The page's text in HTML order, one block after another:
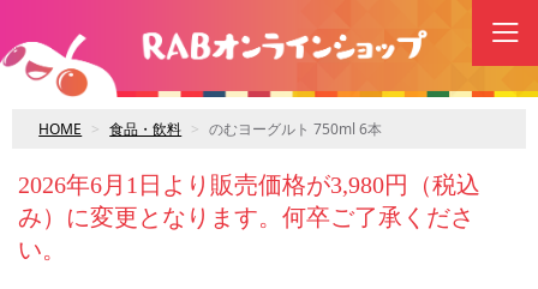
HOME 食品・飲料 のむヨーグルト 750ml 6本
2026年6月1日より販売価格が3,980円（税込
み）に変更となります。何卒ご了承くださ
い。